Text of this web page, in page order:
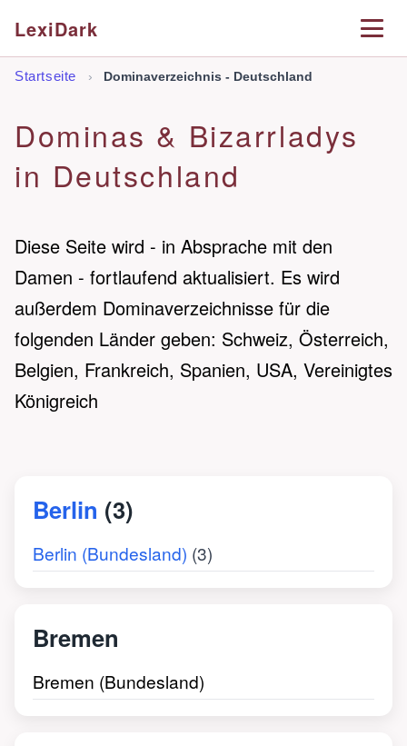
LexiDark
Startseite › Dominaverzeichnis - Deutschland
Dominas & Bizarrladys
in Deutschland
Diese Seite wird - in Absprache mit den
Damen - fortlaufend aktualisiert. Es wird
außerdem Dominaverzeichnisse für die
folgenden Länder geben: Schweiz, Österreich,
Belgien, Frankreich, Spanien, USA, Vereinigtes
Königreich
Berlin (3)
Berlin (Bundesland) (3)
Bremen
Bremen (Bundesland)